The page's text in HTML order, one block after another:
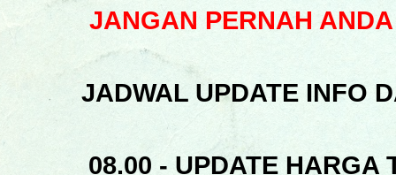
JANGAN PERNAH
JADWAL UPDATE INFO
08.00 - UPDATE HARGA